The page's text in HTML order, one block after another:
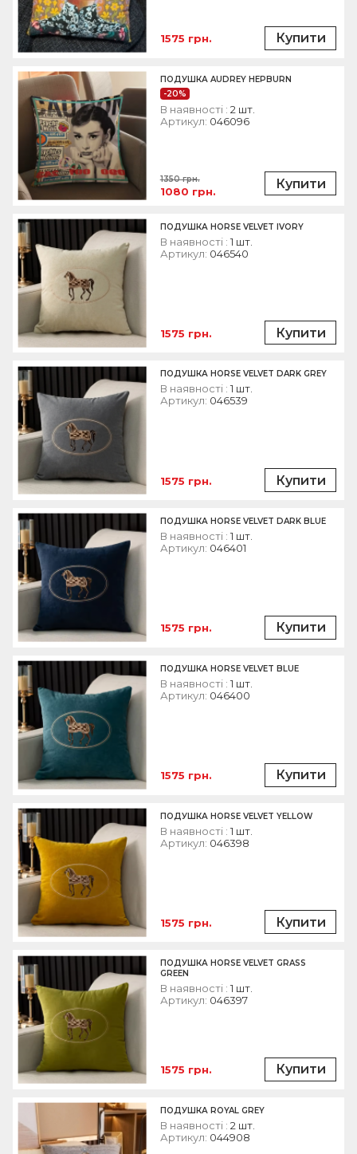
1575 грн. Купити
В наявності : 2 шт.
Артикул: 046096
-20%
ПОДУШКА AUDREY HEPBURN
1350 грн.
1080 грн. Купити
В наявності : 1 шт.
Артикул: 046540
ПОДУШКА HORSE VELVET IVORY
1575 грн. Купити
В наявності : 1 шт.
Артикул: 046539
ПОДУШКА HORSE VELVET DARK GREY
1575 грн. Купити
В наявності : 1 шт.
Артикул: 046401
ПОДУШКА HORSE VELVET DARK BLUE
1575 грн. Купити
В наявності : 1 шт.
Артикул: 046400
ПОДУШКА HORSE VELVET BLUE
1575 грн. Купити
В наявності : 1 шт.
Артикул: 046398
ПОДУШКА HORSE VELVET YELLOW
1575 грн. Купити
В наявності : 1 шт.
Артикул: 046397
ПОДУШКА HORSE VELVET GRASS
GREEN
1575 грн. Купити
В наявності : 2 шт.
Артикул: 044908
ПОДУШКА ROYAL GREY